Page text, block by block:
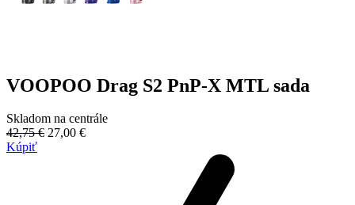
VOOPOO Drag S2 PnP-X MTL sada
Skladom na centrále
42,75 € 27,00 €
Kúpiť